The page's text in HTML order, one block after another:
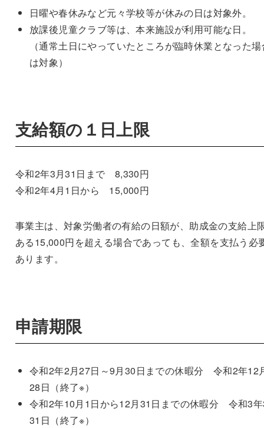
日曜や春休みなど元々学校等が休みの日は対象外。
放課後児童クラブ等は、本来施設が利用可能な日。
（通常土日にやっていたところが臨時休業となった場
は対象）
支給額の１日上限
令和2年3月31日まで 8,330円
令和2年4月1日から 15,000円
事業主は、対象労働者の有給の日額が、助成金の支給上
ある15,000円を超える場合であっても、全額を支払う必
あります。
申請期限
令和2年2月27日～9月30日までの休暇分 令和2年12
28日（終了※）
令和2年10月1日から12月31日までの休暇分 令和3
31日（終了※）